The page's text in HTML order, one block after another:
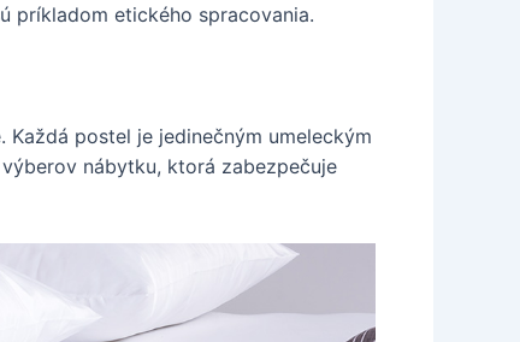
príkladom etického spracovania.
postel je jedinečným umeleckým
nábytku, ktorá zabezpečuje